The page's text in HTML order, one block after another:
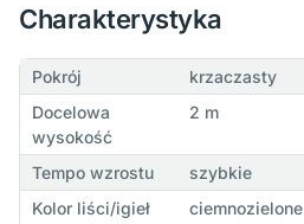
Charakterystyka
Pokrój
krzaczasty
Docelowa
wysokość
2 m
Tempo wzrostu
szybkie
Kolor liści/igieł
ciemnozielone